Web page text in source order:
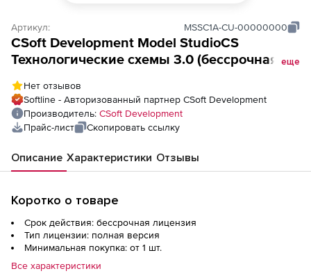
Артикул: MSSC1A-CU-00000000
CSoft Development Model StudioCS
Технологические схемы 3.0 (бессрочная
еще
Нет отзывов
Softline - Авторизованный партнер CSoft Development
Производитель: CSoft Development
Прайс-лист
Скопировать ссылку
Описание Характеристики Отзывы
Коротко о товаре
Срок действия: бессрочная лицензия
Тип лицензии: полная версия
Минимальная покупка: от 1 шт.
Все характеристики